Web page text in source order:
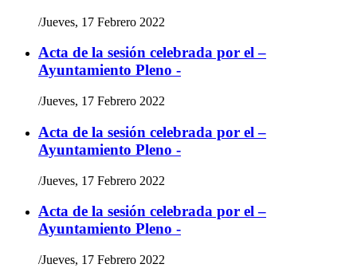
/Jueves, 17 Febrero 2022
Acta de la sesión celebrada por el –
Ayuntamiento Pleno -
/Jueves, 17 Febrero 2022
Acta de la sesión celebrada por el –
Ayuntamiento Pleno -
/Jueves, 17 Febrero 2022
Acta de la sesión celebrada por el –
Ayuntamiento Pleno -
/Jueves, 17 Febrero 2022